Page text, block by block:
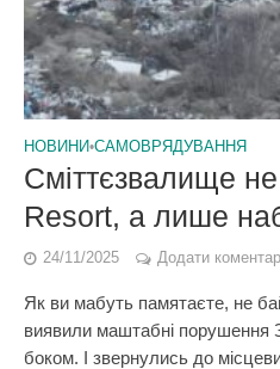
НОВИНИ•САМОВРЯДУВАННЯ
Сміттєзвалище
Resort, а лише
24/11/2025 Додати коментар
Як ви мабуть памятаєте, не
виявили маштабні порушення
боком. І звернулись до